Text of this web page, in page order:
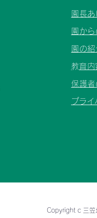
園長
園か
園の紹
教育内
保護
プライ
Copyright c 三笠